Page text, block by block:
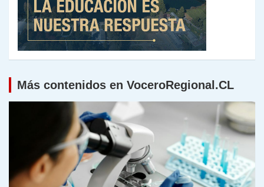
Más contenidos en VoceroRegional.CL